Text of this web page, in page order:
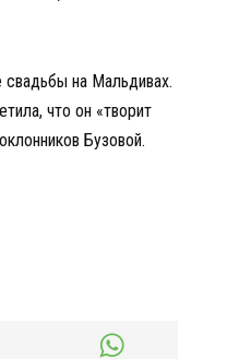
на Мальдивах.
что он «творит
Бузовой.